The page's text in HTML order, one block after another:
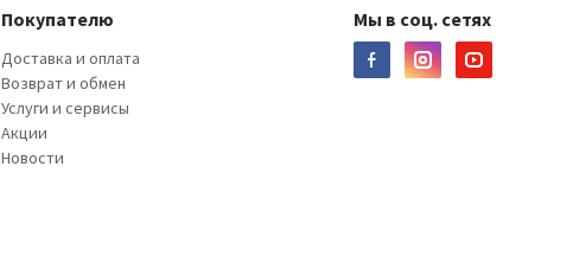
Покупателю
Доставка и оплата
Возврат и обмен
Услуги и сервисы
Акции
Новости
Мы в соц. сетях